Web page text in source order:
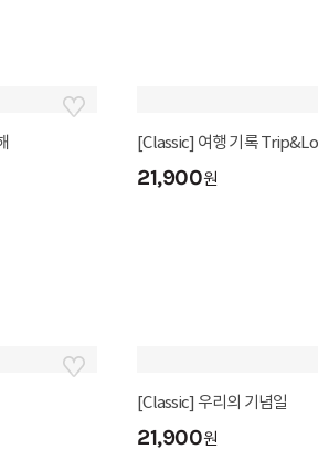
[Classic] 여행 기록 Trip&Log
21,900원